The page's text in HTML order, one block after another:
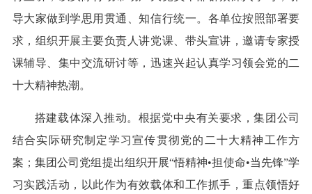
导大家做到学思用贯通、知信行统一。各单位按照部署要
求，组织开展主要负责人讲党课、带头宣讲，邀请专家授
课辅导、集中交流研讨等，迅速兴起认真学习领会党的二
十大精神热潮。
搭建载体深入推动。根据党中央有关要求，集团公司
结合实际研究制定学习宣传贯彻党的二十大精神工作方
案；集团公司党组提出组织开展“悟精神•担使命•当先锋”学
习实践活动，以此作为有效载体和工作抓手，重点领悟好